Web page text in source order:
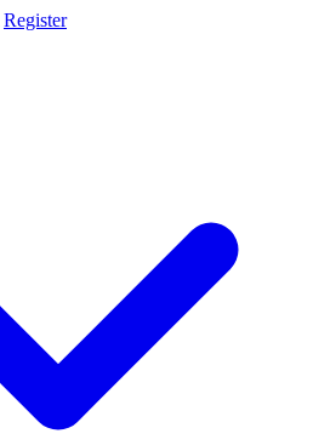
Register